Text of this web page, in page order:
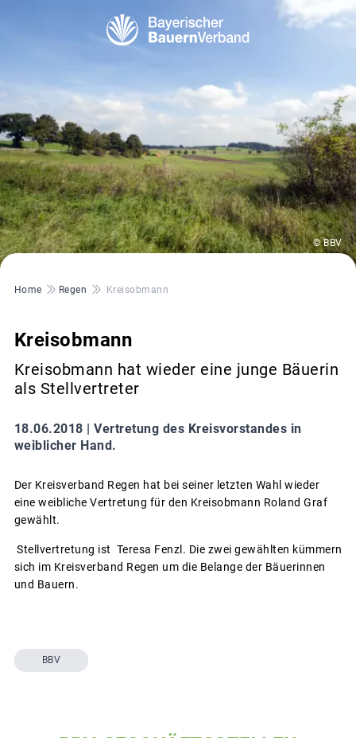
© BBV
Pfadnavigation
Home Regen Kreisobmann
Kreisobmann
Kreisobmann hat wieder eine junge Bäuerin
als Stellvertreter
18.06.2018 | Vertretung des Kreisvorstandes in
weiblicher Hand.
Der Kreisverband Regen hat bei seiner letzten Wahl wieder
eine weibliche Vertretung für den Kreisobmann Roland Graf
gewählt.
Stellvertretung ist Teresa Fenzl. Die zwei gewählten kümmern
sich im Kreisverband Regen um die Belange der Bäuerinnen
und Bauern.
BBV